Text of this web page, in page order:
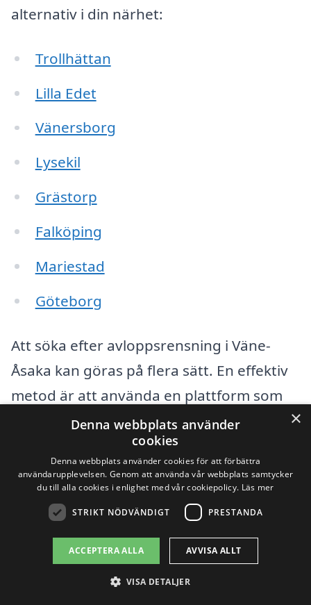
alternativ i din närhet:
Trollhättan
Lilla Edet
Vänersborg
Lysekil
Grästorp
Falköping
Mariestad
Göteborg
Att söka efter avloppsrensning i Väne-
Åsaka kan göras på flera sätt. En effektiv
metod är att använda en plattform som
avloppsrensning-pris.se, där du enkelt
kan få kontakt med professionella
hantverkare. Följande steg kan hjälpa dig
i din sökning:
Definiera ditt behov: Är det ett akutfall
eller en planerad rensning?
×
Denna webbplats använder
cookies
Denna webbplats använder cookies för att förbättra
användarupplevelsen. Genom att använda vår webbplats samtycker
du till alla cookies i enlighet med vår cookiepolicy. Läs mer
STRIKT NÖDVÄNDIGT PRESTANDA
ACCEPTERA ALLA AVVISA ALLT
VISA DETALJER